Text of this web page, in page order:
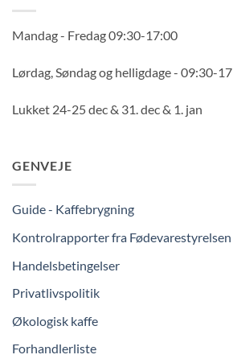
Mandag - Fredag 09:30-17:00
Lørdag, Søndag og helligdage - 09:30-17
Lukket 24-25 dec & 31. dec & 1. jan
GENVEJE
Guide - Kaffebrygning
Kontrolrapporter fra Fødevarestyrelsen
Handelsbetingelser
Privatlivspolitik
Økologisk kaffe
Forhandlerliste